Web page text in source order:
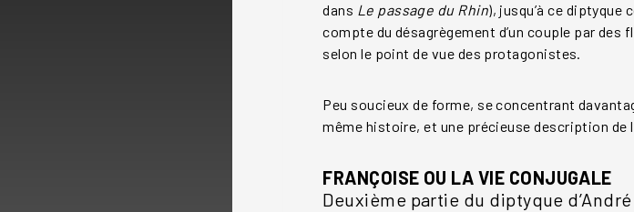
dans Le passage du Rhin), jusqu’à ce diptyque
compte du désagrègement d’un couple par
selon le point de vue des protagonistes.
Peu soucieux de forme, se concentrant
même histoire, et une précieuse description de
FRANÇOISE OU LA VIE CONJUGALE
Deuxième partie du diptyque